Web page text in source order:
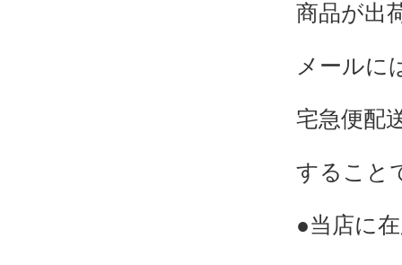
商品が出
メールに
宅急便配
すること
●当店に